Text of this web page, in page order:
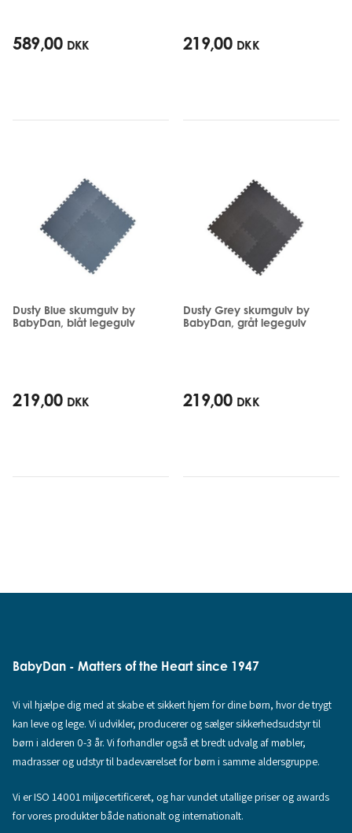
589,00 DKK 219,00 DKK
Dusty Blue skumgulv by
BabyDan, blåt legegulv
219,00 DKK
Dusty Grey skumgulv by
BabyDan, gråt legegulv
219,00 DKK
BabyDan - Matters of the Heart since 1947
Vi vil hjælpe dig med at skabe et sikkert hjem for dine børn, hvor de trygt
kan leve og lege. Vi udvikler, producerer og sælger sikkerhedsudstyr til
børn i alderen 0-3 år. Vi forhandler også et bredt udvalg af møbler,
madrasser og udstyr til badeværelset for børn i samme aldersgruppe.
Vi er ISO 14001 miljøcertificeret, og har vundet utallige priser og awards
for vores produkter både nationalt og internationalt.